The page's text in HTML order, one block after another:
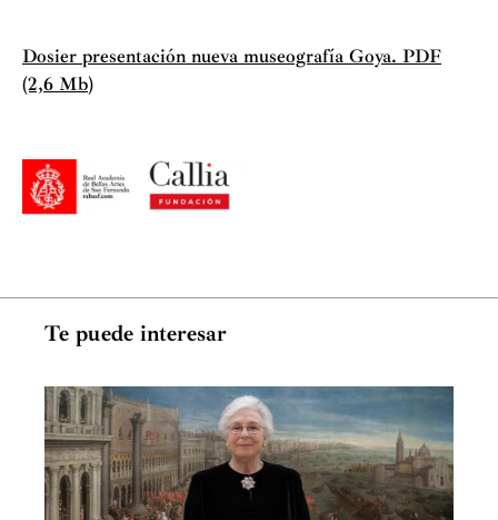
Dosier presentación nueva museografía Goya. PDF
(2,6 Mb)
Te puede interesar